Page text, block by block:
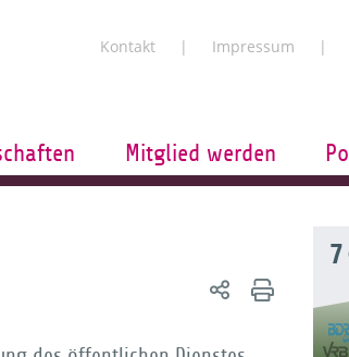
Kontakt Impressum
Mitglied werden